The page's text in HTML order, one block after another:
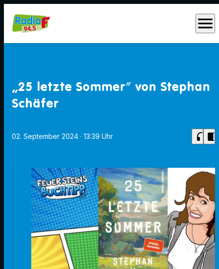
menu
„25 letzte Sommer" von Stephan
Schäfer
02. September 2024 · 13:39 Uhr headphones chrome_reader_mode